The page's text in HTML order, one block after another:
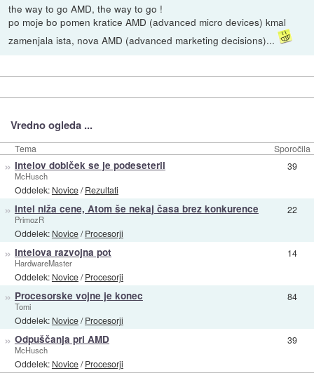
the way to go AMD, the way to go !
po moje bo pomen kratice AMD (advanced micro devices) kmal
zamenjala ista, nova AMD (advanced marketing decisions)...
Vredno ogleda ...
Tema Sporočila
» Intelov dobiček se je podeseteril
McHusch
Oddelek: Novice/Rezultati
39
» Intel niža cene, Atom še nekaj časa brez konkurence
PrimozR
Oddelek: Novice/Procesorji
22
» Intelova razvojna pot
HardwareMaster
Oddelek: Novice/Procesorji
14
» Procesorske vojne je konec
Tomi
Oddelek: Novice/Procesorji
84
» Odpuščanja pri AMD
McHusch
Oddelek: Novice/Procesorji
39